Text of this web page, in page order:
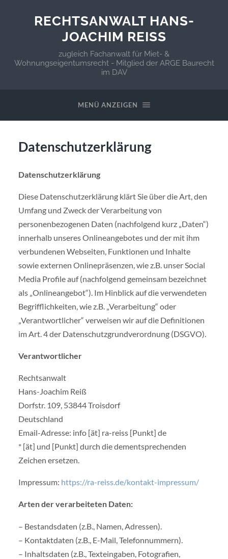
RECHTSANWALT HANS-
JOACHIM REISS
zugleich Fachanwalt für Miet- &
Wohnungseigentumsrecht - Mitglied der ARGE Baurecht
im DAV
MENÜ ANZEIGEN
Datenschutzerklärung
Datenschutzerklärung
Diese Datenschutzerklärung klärt Sie über die Art, den
Umfang und Zweck der Verarbeitung von
personenbezogenen Daten (nachfolgend kurz „Daten“)
innerhalb unseres Onlineangebotes und der mit ihm
verbundenen Webseiten, Funktionen und Inhalte
sowie externen Onlinepräsenzen, wie z.B. unser Social
Media Profile auf (nachfolgend gemeinsam bezeichnet
als „Onlineangebot“). Im Hinblick auf die verwendeten
Begrifflichkeiten, wie z.B. „Verarbeitung“ oder
„Verantwortlicher“ verweisen wir auf die Definitionen
im Art. 4 der Datenschutzgrundverordnung (DSGVO).
Verantwortlicher
Rechtsanwalt
Hans-Joachim Reiß
Dorfstr. 109, 53844 Troisdorf
Deutschland
Email-Adresse: info [ät] ra-reiss [Punkt] de
* [ät] und [Punkt] durch die dementsprechenden
Zeichen ersetzen.
Impressum: https://ra-reiss.de/kontakt-impressum/
Arten der verarbeiteten Daten:
– Bestandsdaten (z.B., Namen, Adressen).
– Kontaktdaten (z.B., E-Mail, Telefonnummern).
– Inhaltsdaten (z.B., Texteingaben, Fotografien,